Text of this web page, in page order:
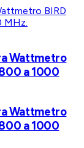
Wattmetro
a 1000
Wattmetro
a 1000